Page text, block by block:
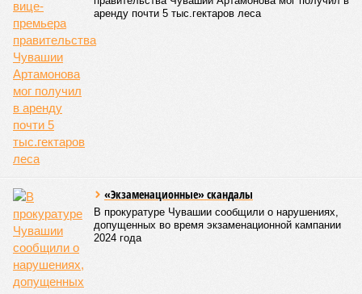
аренду почти 5 тыс.гектаров леса
«Экзаменационные» скандалы
В прокуратуре Чувашии сообщили о нарушениях,
допущенных во время экзаменационной кампании
2024 года